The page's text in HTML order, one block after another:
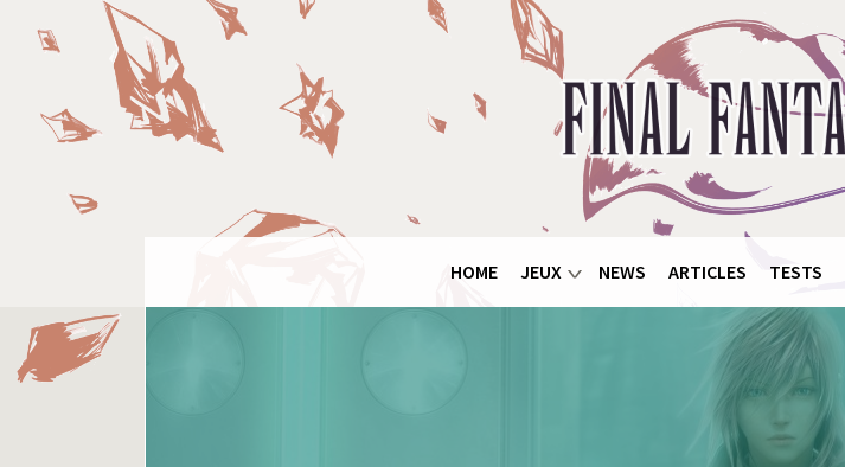
Final
Fantasy
Ring
HOME JEUX NEWS ARTICLES TESTS
Panneau de gestion des cookies